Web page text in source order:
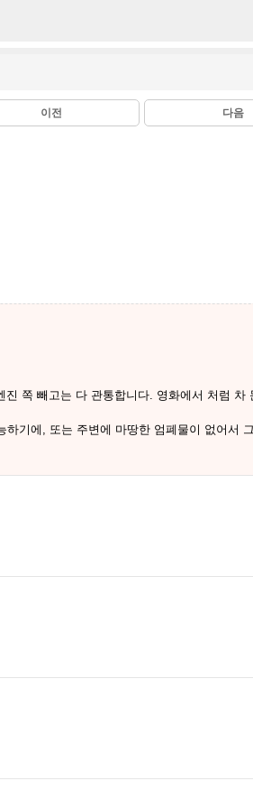
이전 다음
쪽 빼고는 다 관통합니다. 영화에서 처럼
기에, 또는 주변에 마땅한 엄폐물이 없어서